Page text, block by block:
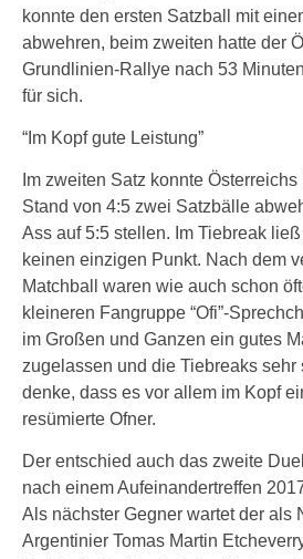
konnte den ersten Satzball mit
abwehren, beim zweiten hatte der
Grundlinien-Rallye nach 53
für sich.
“Im Kopf gute Leistung”
Im zweiten Satz konnte
Stand von 4:5 zwei Satzbälle
Ass auf 5:5 stellen. Im Tiebreak
keinen einzigen Punkt. Nach dem
Matchball waren wie auch schon
kleineren Fangruppe “Ofi”-
im Großen und Ganzen ein gutes
zugelassen und die Tiebreaks sehr
denke, dass es vor allem im Kopf
resümierte Ofner.
Der entschied auch das zweite
nach einem Aufeinandertreffen
Als nächster Gegner wartet der als
Argentinier Tomas Martin